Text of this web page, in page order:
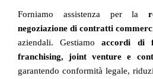
Forniamo assistenza per la
negoziazione di contratti
aziendali. Gestiamoaccordi di
franchising, joint venture e
garantendo conformità legale,